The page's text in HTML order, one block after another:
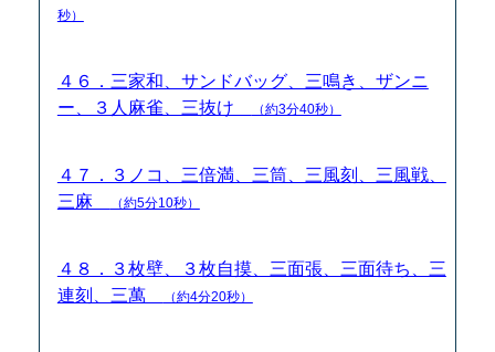
秒）
４６．三家和、サンドバッグ、三鳴き、ザンニ
ー、３人麻雀、三抜け
（約3分40秒）
４７．３ノコ、三倍満、三筒、三風刻、三風戦、
三麻
（約5分10秒）
４８．３枚壁、３枚自摸、三面張、三面待ち、三
連刻、三萬
（約4分20秒）